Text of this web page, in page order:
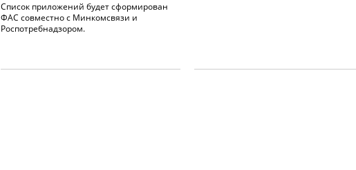
Список приложений будет сформирован
ФАС совместно с Минкомсвязи и
Роспотребнадзором.